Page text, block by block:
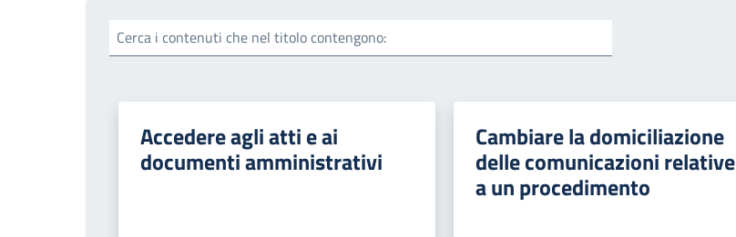
Cerca i contenuti che nel titolo contengono:
Accedere agli atti e ai
documenti amministrativi
Cambiare la domiciliazione
delle comunicazioni relative
a un procedimento